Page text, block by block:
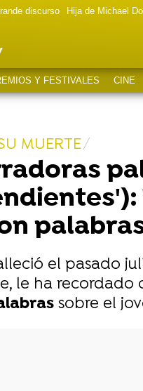
discurso Hija de Michael
Y FESTIVALES CINE
MUERTE
el pasado
le ha
sobre el